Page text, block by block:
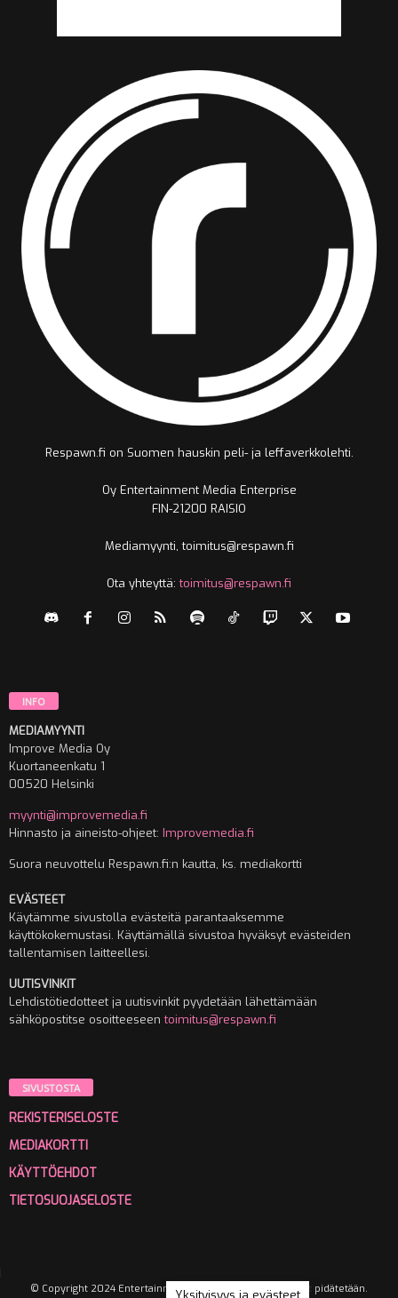
Respawn.fi on Suomen hauskin peli- ja leffaverkkolehti.
Oy Entertainment Media Enterprise
FIN-21200 RAISIO
Mediamyynti, toimitus@respawn.fi
Ota yhteyttä:toimitus@respawn.fi
INFO
MEDIAMYYNTI
Improve Media Oy
Kuortaneenkatu 1
00520 Helsinki
myynti@improvemedia.fi
Hinnasto ja aineisto-ohjeet: Improvemedia.fi
Suora neuvottelu Respawn.fi:n kautta, ks. mediakortti
EVÄSTEET
Käytämme sivustolla evästeitä parantaaksemme
käyttökokemustasi. Käyttämällä sivustoa hyväksyt evästeiden
tallentamisen laitteellesi.
UUTISVINKIT
Lehdistötiedotteet ja uutisvinkit pyydetään lähettämään
sähköpostitse osoitteeseentoimitus@respawn.fi
SIVUSTOSTA
REKISTERISELOSTE
MEDIAKORTTI
KÄYTTÖEHDOT
TIETOSUOJASELOSTE
© Copyright 2024 Entertainment Media Oy. Kaikki oikeudet pidätetään.
Yksityisyys ja evästeet